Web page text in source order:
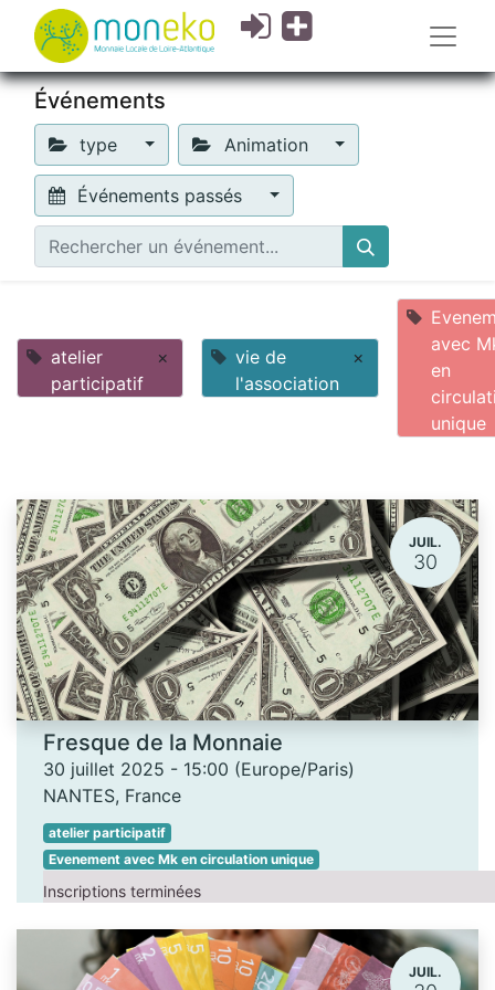
Événements
type Animation
Événements passés
atelier
participatif
×
vie de
l'association
×
avec
en
unique
JUIL.
30
Fresque de la Monnaie
30 juillet 2025 - 15:00 (Europe/Paris)
NANTES, France
atelier participatif
Evenement avec Mk en circulation unique
Inscriptions terminées
JUIL.